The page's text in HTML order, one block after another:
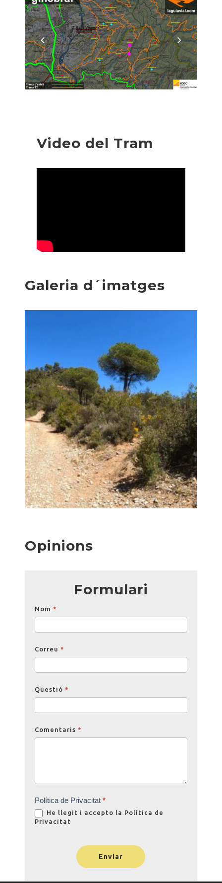
Video del Tram
Galeria d´imatges
Opinions
Formulari
Opinions
Nom *
Correu *
Qüestió *
Comentaris *
Política de Privacitat *
He llegit i accepto la Política de
Privacitat
Enviar